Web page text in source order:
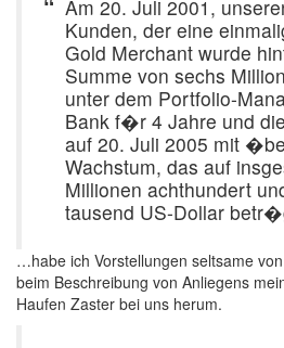
Am 20. Juli 2001,
Kunden, der eine
Gold Merchant wurde
Summe von sechs
unter dem Portfolio-
Bank f�r 4 Jahre und
auf 20. Juli 2005 mit
Wachstum, das auf
Millionen achthundert
tausend US-Dollar
…habe ich Vorstellungen seltsame
beim Beschreibung von Anliegens
Haufen Zaster bei uns herum.